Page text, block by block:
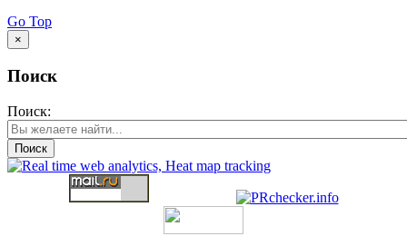
Go Top
×
Поиск
Поиск:
Поиск